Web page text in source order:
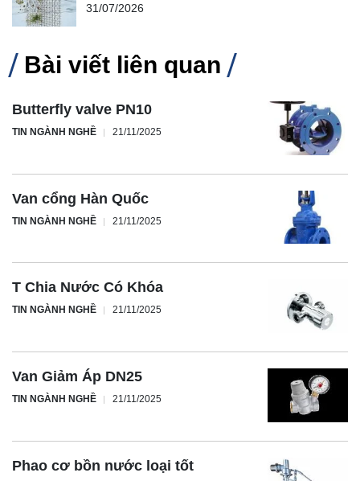
31/07/2026
Bài viết liên quan
Butterfly valve PN10
TIN NGÀNH NGHỀ 21/11/2025
Van cổng Hàn Quốc
TIN NGÀNH NGHỀ 21/11/2025
T Chia Nước Có Khóa
TIN NGÀNH NGHỀ 21/11/2025
Van Giảm Áp DN25
TIN NGÀNH NGHỀ 21/11/2025
Phao cơ bồn nước loại tốt